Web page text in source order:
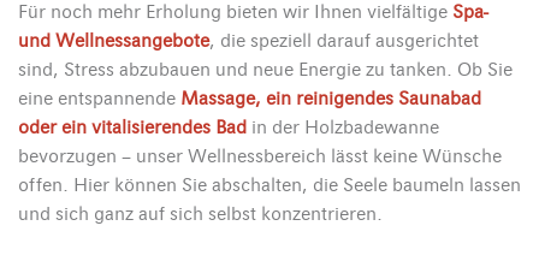
Für noch mehr Erholung bieten wir Ihnen vielfältige Spa-
und Wellnessangebote, die speziell darauf ausgerichtet
sind, Stress abzubauen und neue Energie zu tanken. Ob Sie
eine entspannende Massage, ein reinigendes Saunabad
oder ein vitalisierendes Bad in der Holzbadewanne
bevorzugen – unser Wellnessbereich lässt keine Wünsche
offen. Hier können Sie abschalten, die Seele baumeln lassen
und sich ganz auf sich selbst konzentrieren.